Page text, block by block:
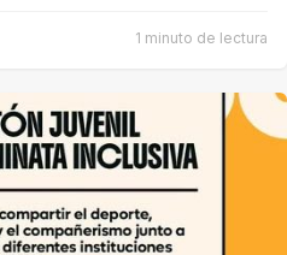
1 minuto de lectura